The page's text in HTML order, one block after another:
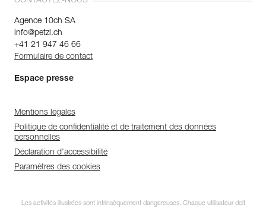
Agence 10ch SA
info@petzl.ch
+41 21 947 46 66
Formulaire de contact
Espace presse
Mentions légales
Politique de confidentialité et de traitement des données
personnelles
Déclaration d'accessibilité
Paramètres des cookies
Les activités illustrées sont intrinsèquement dangereuses. Chaque utilisateur doit